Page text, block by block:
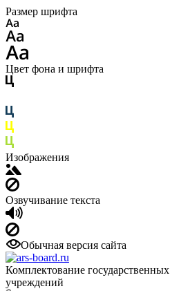
Размер шрифта
Цвет фона и шрифта
Изображения
Озвучивание текста
Обычная версия сайта
Комплектование государственных
учреждений